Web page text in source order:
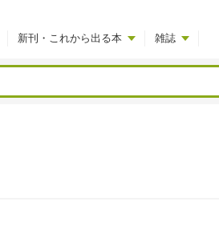
新刊・これから出る本 雑誌